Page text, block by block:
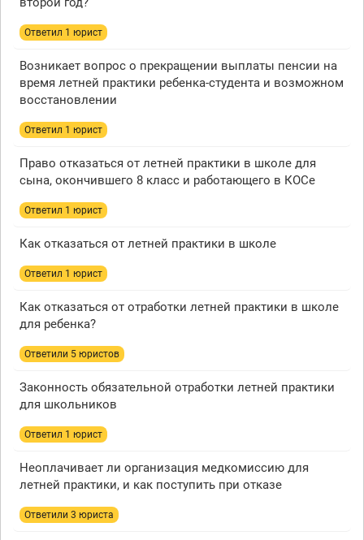
Ответил 1 юрист
Возникает вопрос о прекращении выплаты пенсии на
время летней практики ребенка-студента и возможном
восстановлении
Ответил 1 юрист
Право отказаться от летней практики в школе для
сына, окончившего 8 класс и работающего в КОСе
Ответил 1 юрист
Как отказаться от летней практики в школе
Ответил 1 юрист
Как отказаться от отработки летней практики в школе
для ребенка?
Ответили 5 юристов
Законность обязательной отработки летней практики
для школьников
Ответил 1 юрист
Неоплачивает ли организация медкомиссию для
летней практики, и как поступить при отказе
Ответили 3 юристa